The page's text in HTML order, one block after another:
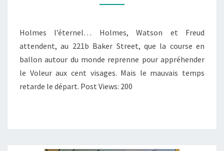
GESS,
–
T.04
:
« LE
VOLEUR
VISAGES
Holmes l’éternel… Holmes, Watson et Freud
attendent, au 221b Baker Street, que la course en
ballon autour du monde reprenne pour appréhender
le Voleur aux cent visages. Mais le mauvais temps
retarde le départ. Post Views: 200